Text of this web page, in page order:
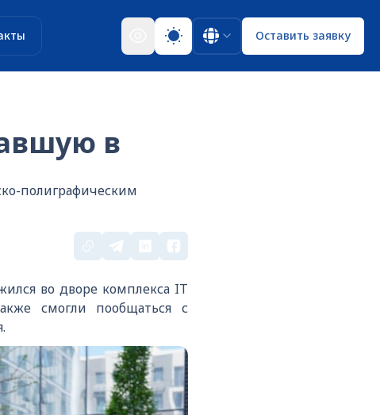
Оставить заявку
в
полиграфическим
во дворе комплекса IT
смогли пообщаться с